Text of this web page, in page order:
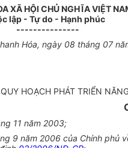
XÃ HỘI CHỦ NGHĨA VIỆT
lập - Tự do - Hạnh phúc
---------------
Hóa, ngày 08 tháng 07
QUY HOẠCH PHÁT TRIỂN
11 năm 2003;
9 năm 2006 của Chính phủ